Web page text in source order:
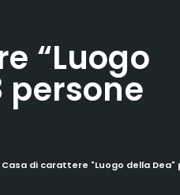
“Luogo
persone
Casa di carattere "Luogo della Dea" per 8